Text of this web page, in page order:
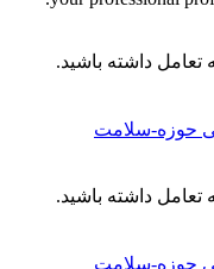
تعامل داشته باشید.
حوزه-سلامت
تعامل داشته باشید.
حوزه-سلامت